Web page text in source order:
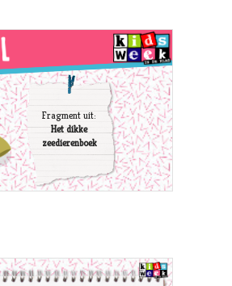
Fragment uit:
Het dikke
zeedierenboek